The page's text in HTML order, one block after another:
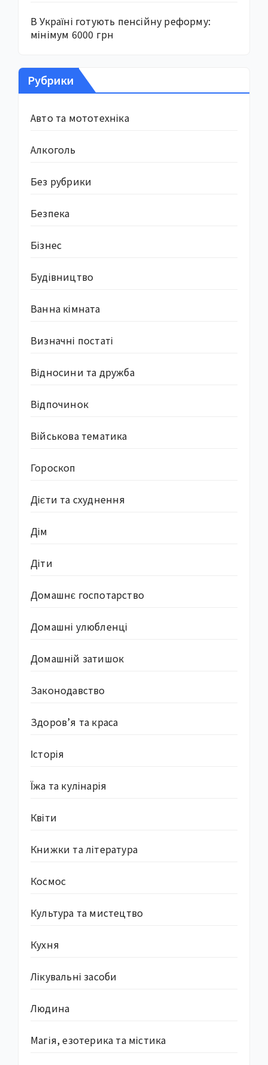
В Україні готують пенсійну реформу:
мінімум 6000 грн
Рубрики
Авто та мототехніка
Алкоголь
Без рубрики
Безпека
Бізнес
Будівництво
Ванна кімната
Визначні постаті
Відносини та дружба
Відпочинок
Військова тематика
Гороскоп
Дієти та схуднення
Дім
Діти
Домашнє госпотарство
Домашні улюбленці
Домашній затишок
Законодавство
Здоров’я та краса
Історія
Їжа та кулінарія
Квіти
Книжки та література
Космос
Культура та мистецтво
Кухня
Лікувальні засоби
Людина
Магія, езотерика та містика